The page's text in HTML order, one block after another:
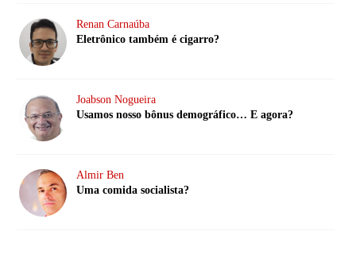
Renan Carnaúba
Eletrônico também é cigarro?
Joabson Nogueira
Usamos nosso bônus demográfico… E agora?
Almir Ben
Uma comida socialista?